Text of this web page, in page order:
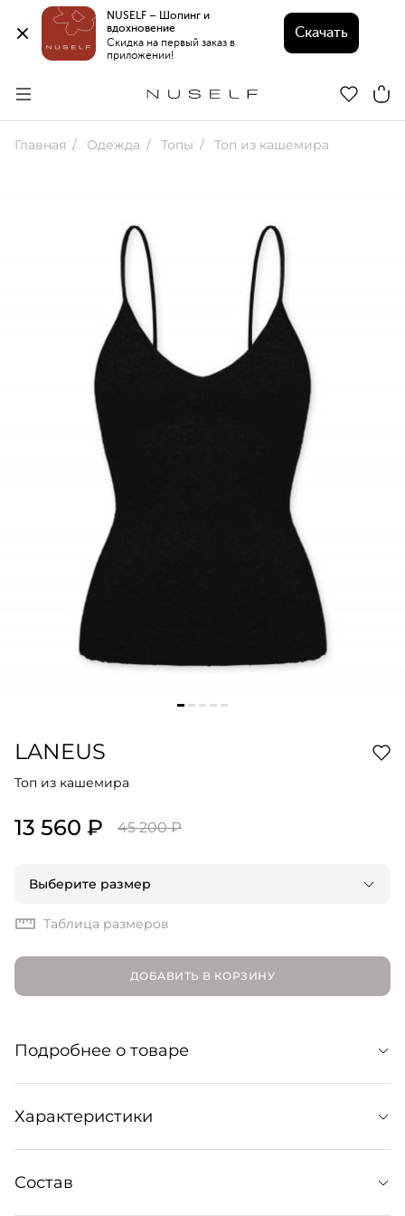
NUSELF – Шопинг и
вдохновение
Скидка на первый заказ в
приложении!
Скачать
Главная Одежда Топы Топ из кашемира
LANEUS
Топ из кашемира
13 560 ₽ 45 200 ₽
Выберите размер
Таблица размеров
ДОБАВИТЬ В КОРЗИНУ
Подробнее о товаре
Топ на тонких бретелях из кашемировой пряжи, мягко
облегающий тело. Базовый слой для уютных
трикотажных образов. Для создания монолука
Характеристики
Параметры модели: 175 рост 80-61-88
Облегающий силуэт, тонкие бретели, овальный вырез.
Состав